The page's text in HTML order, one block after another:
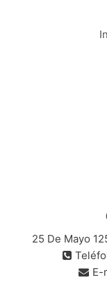
25 De Mayo
E-